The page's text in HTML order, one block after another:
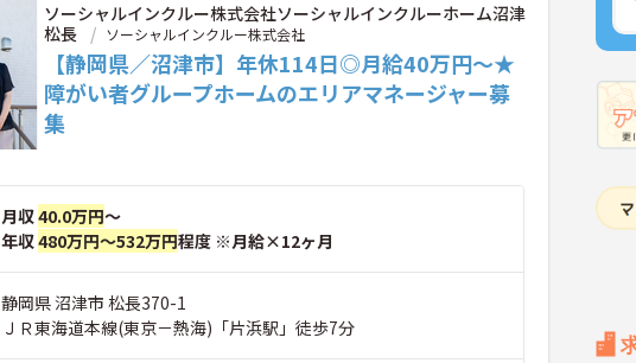
ソーシャルインクルー株式会社ソーシャルインクルーホーム沼津
松長
ソーシャルインクルー株式会社
【静岡県／沼津市】年休114日◎月給40万円～★
障がい者グループホームのエリアマネージャー募
集
月収40.0万円～
年収480万円～532万円程度 ※月給×12ヶ月
静岡県 沼津市 松長370-1
ＪＲ東海道本線(東京－熱海)「片浜駅」徒歩7分